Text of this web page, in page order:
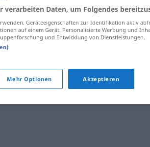
herausbekommenerfahren
verarbeiten Daten, um Folgendes
Geräteeigenschaften zur Identifikation aktiv
auf einem Gerät. Personalisierte Werbung und
und Entwicklung von Dienstleistungen.
Mehr Optionen Akzeptieren